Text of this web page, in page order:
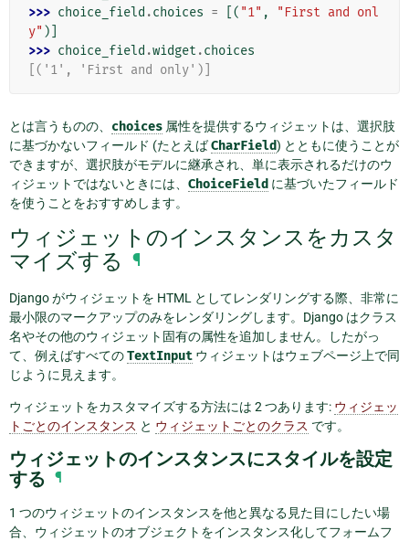
>>> choice_field .choices = [( "1" ,
"First and onl
y" )]
>>> choice_field .widget .choices
[('1', 'First and only')]
とは言うものの、 choices 属性を提供するウィジェットは、選択肢
に基づかないフィールド (たとえばCharField) とともに使うことが
できますが、選択肢がモデルに継承され、単に表示されるだけのウ
ィジェットではないときには、 ChoiceField に基づいたフィールド
を使うことをおすすめします。
ウィジェットのインスタンスをカスタ
マイズする
¶
Django がウィジェットを HTML としてレンダリングする際、非常に
最小限のマークアップのみをレンダリングします。Django はクラス
名やその他のウィジェット固有の属性を追加しません。したがっ
て、例えばすべてのTextInput ウィジェットはウェブページ上で同
じように見えます。
ウィジェットをカスタマイズする方法には 2 つあります: ウィジェッ
トごとのインスタンス と ウィジェットごとのクラス です。
ウィジェットのインスタンスにスタイルを設定
する ¶
1 つのウィジェットのインスタンスを他と異なる見た目にしたい場
合、ウィジェットのオブジェクトをインスタンス化してフォームフ